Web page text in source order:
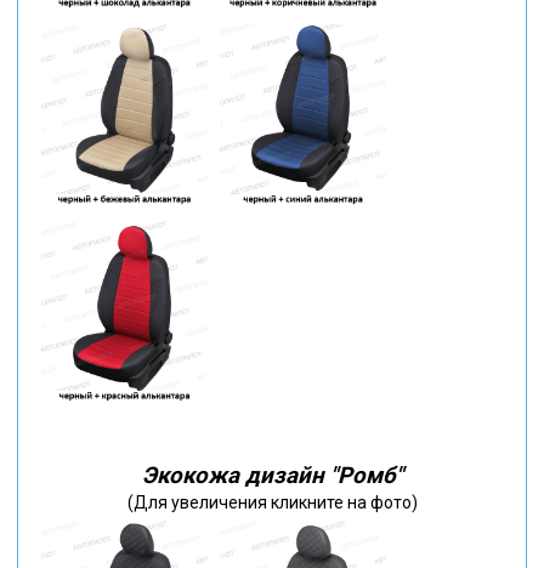
Экокожа дизайн "Ромб"
(Для увеличения кликните на фото)